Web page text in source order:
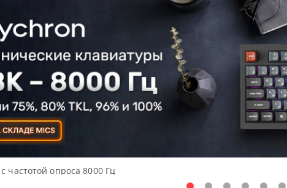
частотой опроса 8000 Гц